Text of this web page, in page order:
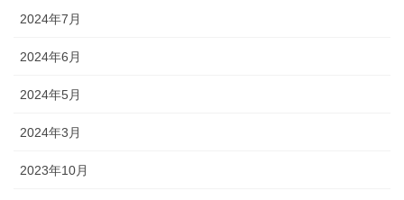
2024年7月
2024年6月
2024年5月
2024年3月
2023年10月